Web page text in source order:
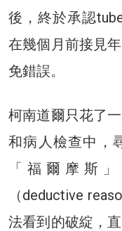
後，終於承認
在幾個月前接見
免錯誤。
柯南道爾只花了
和病人檢查中，
「福爾摩斯
（deductive
法看到的破綻，